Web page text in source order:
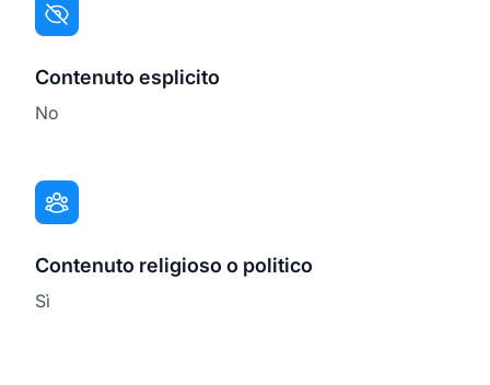
Contenuto esplicito
No
Contenuto religioso o politico
Sì